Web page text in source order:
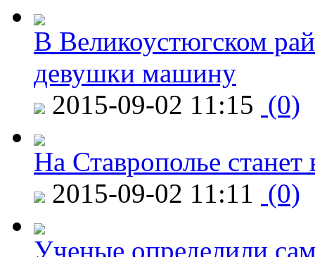
В Великоустюгском
девушки машину
2015-09-02 11:15 (0)
На Ставрополье
2015-09-02 11:11 (0)
Ученые определили